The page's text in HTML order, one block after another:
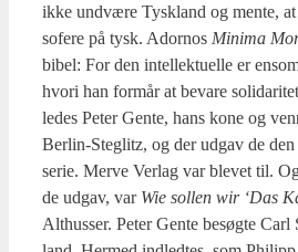
ikke und­væ­re Tys­kland og men­te,
so­fe­re på tysk. Ador­nos Mini­ma
bibel: For den intel­lek­tu­el­le er
hvori han for­mår at beva­re
le­des Peter Gen­te, hans kone og
Ber­lin-Steg­litz, og der udgav de
serie. Mer­ve Ver­lag var ble­vet til.
de udgav, var Wie sol­len wir ‘Das
Alt­hus­ser. Peter Gen­te besøg­te